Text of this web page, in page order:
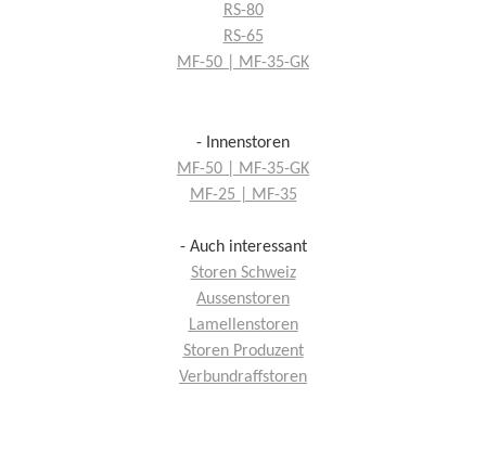
RS-80
RS-65
MF-50 | MF-35-GK
- Innenstoren
MF-50 | MF-35-GK
MF-25 | MF-35
- Auch interessant
Storen Schweiz
Aussenstoren
Lamellenstoren
Storen Produzent
Verbundraffstoren